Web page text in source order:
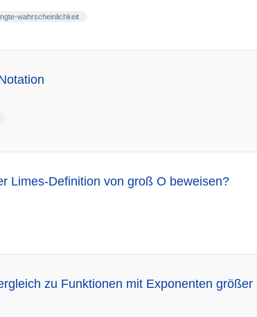
wahrscheinlichkeit
Limes-Definition von groß O beweisen?
zu Funktionen mit Exponenten größer